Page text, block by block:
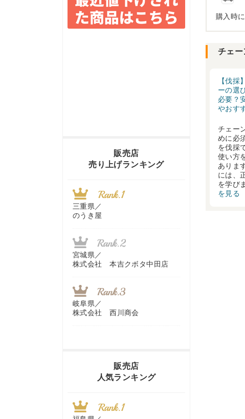
購入時
チェー
【伐採
ーの選
必要？
やおす
チェー
めに必
を伐採
使い方
ありま
には、
を学び
を見る
販売店
売り上げランキング
三重県／
のうき屋
宮城県／
株式会社 本吉クボタ中田店
岐阜県／
株式会社 西川商会
農機リンクス
山梨県／
株式会社 ヨダ兄弟商会
販売店
人気ランキング